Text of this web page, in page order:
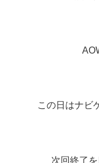
この日はナビ
次回終了